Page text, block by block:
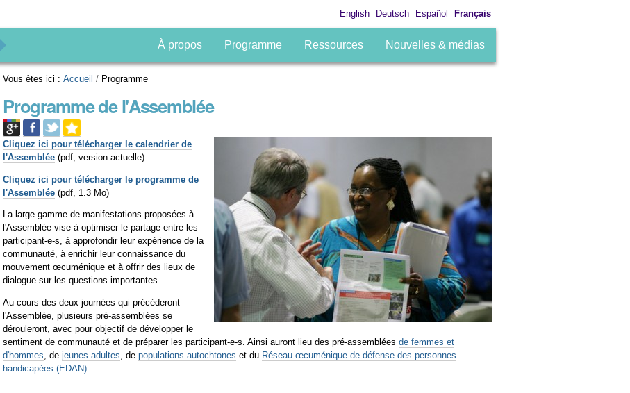
English Deutsch Español Français
À propos Programme Ressources Nouvelles & médias
Vous êtes ici : Accueil / Programme
Programme de l'Assemblée
Cliquez ici pour télécharger le calendrier de
l'Assemblée (pdf, version actuelle)
Cliquez ici pour télécharger le programme de
l'Assemblée (pdf, 1.3 Mo)
La large gamme de manifestations proposées à
l'Assemblée vise à optimiser le partage entre les
participant-e-s, à approfondir leur expérience de la
communauté, à enrichir leur connaissance du
mouvement œcuménique et à offrir des lieux de
dialogue sur les questions importantes.
Au cours des deux journées qui précéderont
l'Assemblée, plusieurs pré-assemblées se
dérouleront, avec pour objectif de développer le
sentiment de communauté et de préparer les participant-e-s. Ainsi auront lieu des pré-assembléesde femmes et
d'hommes, dejeunes adultes, depopulations autochtones et du Réseau œcuménique de défense des personnes
handicapées (EDAN).